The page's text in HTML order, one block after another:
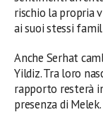
rischio la propria
ai suoi stessi
Anche Serhat
Yildiz. Tra loro
rapporto resterà
presenza di Melek.